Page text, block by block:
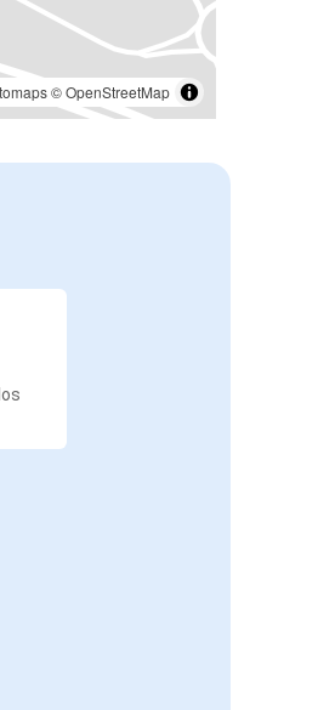
©OpenStreetMap